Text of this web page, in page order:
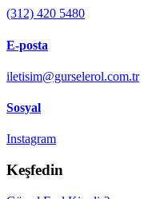
(312) 420 5480
E-posta
iletisim@gurselerol.com.tr
Sosyal
Instagram
Keşfedin